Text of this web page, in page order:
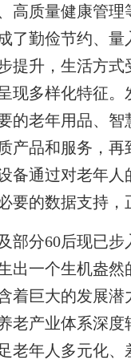
高质量健康管
了勤俭节约、
提升，生活方
现多样化特征
的老年用品、
产品和服务，
备通过对老年
要的数据支持
分60后现已步
出一个生机盎
着巨大的发展
老产业体系深
老年人多元化